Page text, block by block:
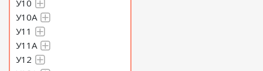
У10
У10А
У11
У11А
У12